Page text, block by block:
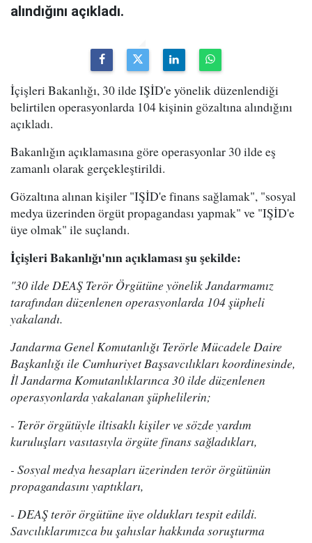
alındığını açıkladı.
İçişleri Bakanlığı, 30 ilde IŞİD'e yönelik düzenlendiği
belirtilen operasyonlarda 104 kişinin gözaltına alındığını
açıkladı.
Bakanlığın açıklamasına göre operasyonlar 30 ilde eş
zamanlı olarak gerçekleştirildi.
Gözaltına alınan kişiler "IŞİD'e finans sağlamak", "sosyal
medya üzerinden örgüt propagandası yapmak" ve "IŞİD'e
üye olmak" ile suçlandı.
İçişleri Bakanlığı'nın açıklaması şu şekilde:
"30 ilde DEAŞ Terör Örgütüne yönelik Jandarmamız
tarafından düzenlenen operasyonlarda 104 şüpheli
yakalandı.
Jandarma Genel Komutanlığı Terörle Mücadele Daire
Başkanlığı ile Cumhuriyet Başsavcılıkları koordinesinde,
İl Jandarma Komutanlıklarınca 30 ilde düzenlenen
operasyonlarda yakalanan şüphelilerin;
- Terör örgütüyle iltisaklı kişiler ve sözde yardım
kuruluşları vasıtasıyla örgüte finans sağladıkları,
- Sosyal medya hesapları üzerinden terör örgütünün
propagandasını yaptıkları,
- DEAŞ terör örgütüne üye oldukları tespit edildi.
Savcılıklarımızca bu şahıslar hakkında soruşturma